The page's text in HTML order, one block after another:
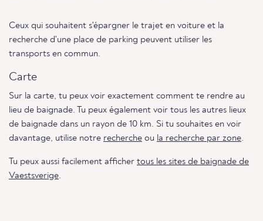
Ceux qui souhaitent s'épargner le trajet en voiture et la
recherche d'une place de parking peuvent utiliser les
transports en commun.
Carte
Sur la carte, tu peux voir exactement comment te rendre au
lieu de baignade. Tu peux également voir tous les autres lieux
de baignade dans un rayon de 10 km. Si tu souhaites en voir
davantage, utilise notre recherche ou la recherche par zone.
Tu peux aussi facilement afficher tous les sites de baignade de
Vaestsverige.